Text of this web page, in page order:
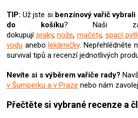
p
s
u
TIP:Už jste sibenzínový vařičvybrali
do košíku? Naši
dokupují praky,nože,mačety, spací
vodu anebolékárničky. Nepřehlédněte
survival tipů a recenzí jednotlivých
Nevíte si s výběrem vařiče rady?
v Šumperku a v Praze nebo nám
Přečtěte si vybrané recenze a